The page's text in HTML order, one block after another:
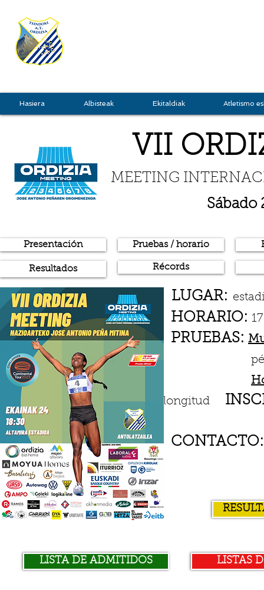
VII
MEETING INT
Sábado
Presentación
Resultados
Pruebas / horario
Récords
LUGAR:
HORARIO:
PRUEBAS:
pértiga y
H
longitud
CONTACTO:
LISTA DE ADMITIDOS LISTAS
Hasiera Albisteak Ekitaldiak Atletismo